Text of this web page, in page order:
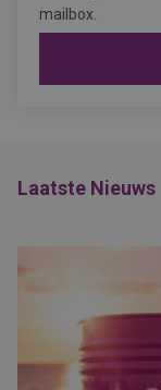
mailbox.
Laatste Nieuws